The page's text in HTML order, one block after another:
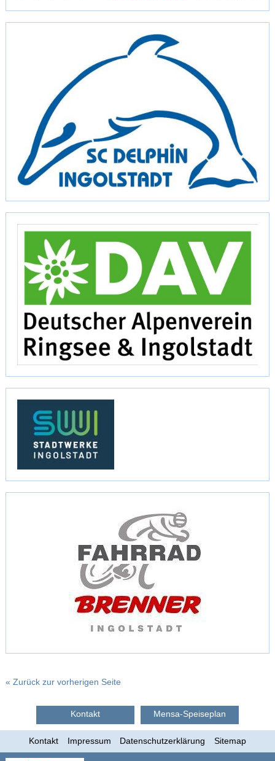
« Zurück zur vorherigen Seite
Kontakt Mensa-Speiseplan
Kontakt Impressum Datenschutzerklärung Sitemap